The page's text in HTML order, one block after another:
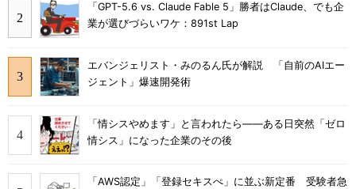
「GPT-5.6 vs. Claude Fable 5」勝者はClaude、でも企
業が選びづらいワケ：891st Lap
エバンジェリスト・みのるん氏が解説 「自前のAIエー
ジェント」爆速開発術
「情シスやめます」と言われたら――ある日突然「ゼロ
情シス」になった企業のその後
「AWS認定」「登録セキスぺ」に並ぶ新定番 受験者急